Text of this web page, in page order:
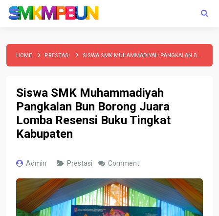
HOME PRESTASI SISWA SMK MUHAMMADIYAH PANGKALAN BUN BORONG JUARA LOMBA RESENSI BUKU TINGKAT KABUPATEN
Siswa SMK Muhammadiyah
Pangkalan Bun Borong Juara
Lomba Resensi Buku Tingkat
Kabupaten
Admin Prestasi Comment